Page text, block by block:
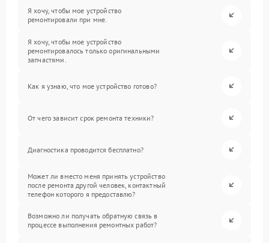
Я хочу, чтобы мое устройство
ремонтировали при мне.
Я хочу, чтобы мое устройство
ремонтировалось только оригинальными
запчастями.
Как я узнаю, что мое устройство готово?
От чего зависит срок ремонта техники?
Диагностика проводится бесплатно?
Может ли вместо меня принять устройство
после ремонта другой человек, контактный
телефон которого я предоставлю?
Возможно ли получать обратную связь в
процессе выполнения ремонтных работ?